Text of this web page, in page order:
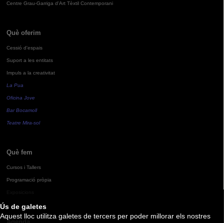
Ús de galetes
Aquest lloc utilitza galetes de tercers per poder millorar els nostres
Centre Grau-Garriga d'Art Tèxtil Contemporani
Què oferim
Cessió d'espais
Suport a les entitats
Impuls a la creativitat
La Pua
Oficina Jove
Bar Bocamoll
Teatre Mira-sol
Què fem
Cursos i Tallers
Programació pròpia